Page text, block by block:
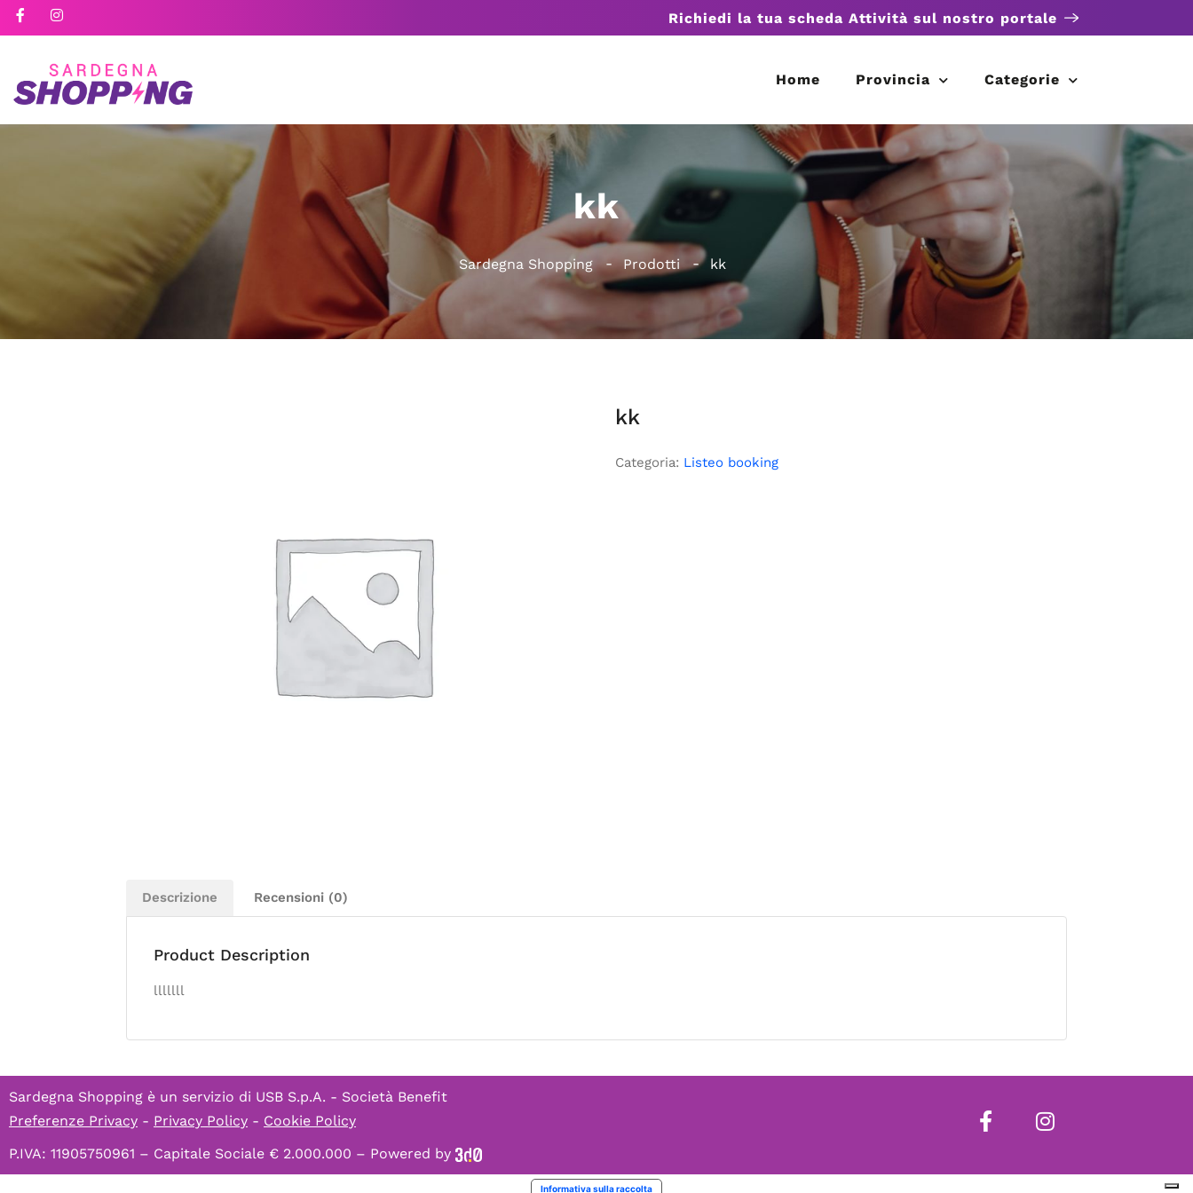
Richiedi la tua scheda Attività sul nostro portale
Home Provincia Categorie
kk
Sardegna Shopping Prodotti kk
kk
Categoria: Listeo booking
Descrizione Recensioni (0)
Product Description
lllllll
Sardegna Shopping è un servizio di USB S.p.A. - Società Benefit
Preferenze Privacy - Privacy Policy - Cookie Policy
P.IVA: 11905750961 – Capitale Sociale € 2.000.000 – Powered by
Informativa sulla raccolta